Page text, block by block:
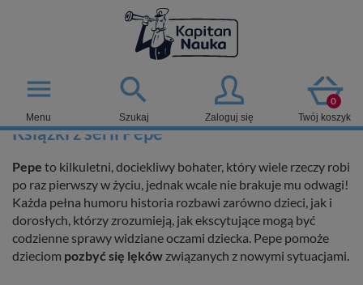

Szukaj Zaloguj się
0
Twój koszyk
menu
Menu
Książki z serii Pepe
Pepe to kilkuletni, dociekliwy bohater, który wiele rzeczy robi
po raz pierwszy w życiu, jednak wcale nie brakuje mu odwagi!
Każda pełna humoru historia rozbawi zarówno dzieci, jak i
dorosłych, którzy zrozumieją, jak ekscytujące mogą być
codzienne sprawy widziane oczami dziecka. Pepe pomoże
dzieciom pozbyć się lęków związanych z nowymi sytuacjami.